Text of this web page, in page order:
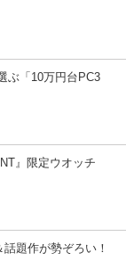
ぶ「10万円台PC3
』限定ウオッチ
題作が勢ぞろい！